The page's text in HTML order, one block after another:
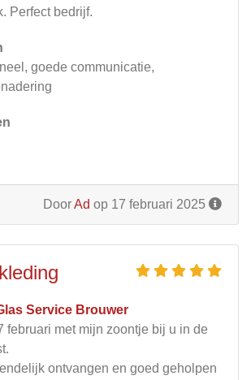
Perfect bedrijf.
goede communicatie,
DoorAd op 17 februari 2025
Service Brouwer
februari met mijn zoontje bij u in de
ontvangen en goed geholpen